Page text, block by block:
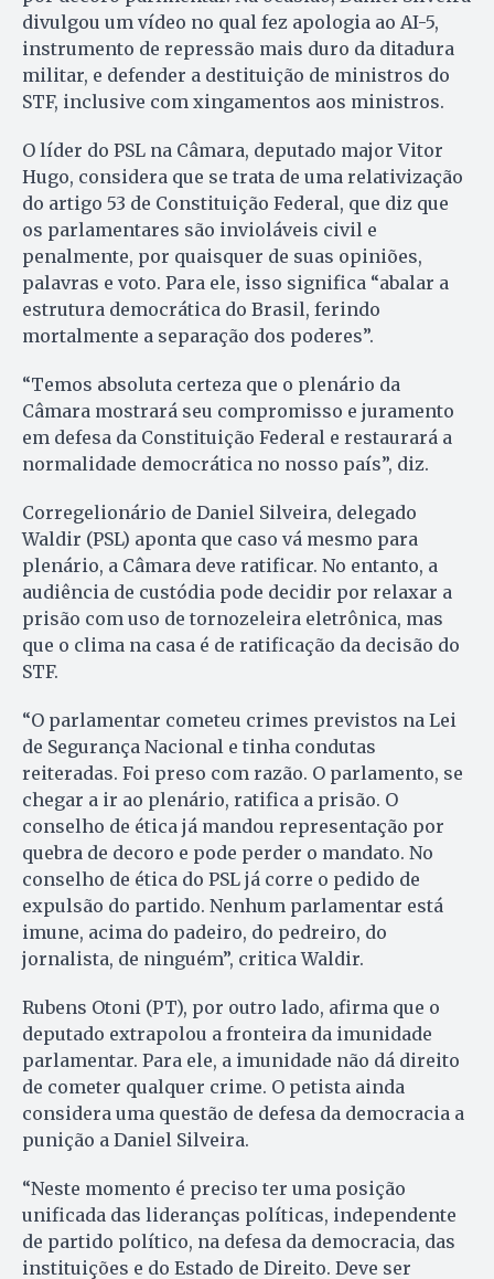
divulgou um vídeo no qual fez apologia ao AI-5,
instrumento de repressão mais duro da ditadura
militar, e defender a destituição de ministros do
STF, inclusive com xingamentos aos ministros.
O líder do PSL na Câmara, deputado major Vitor
Hugo, considera que se trata de uma relativização
do artigo 53 de Constituição Federal, que diz que
os parlamentares são invioláveis civil e
penalmente, por quaisquer de suas opiniões,
palavras e voto. Para ele, isso significa “abalar a
estrutura democrática do Brasil, ferindo
mortalmente a separação dos poderes”.
“Temos absoluta certeza que o plenário da
Câmara mostrará seu compromisso e juramento
em defesa da Constituição Federal e restaurará a
normalidade democrática no nosso país”, diz.
Corregelionário de Daniel Silveira, delegado
Waldir (PSL) aponta que caso vá mesmo para
plenário, a Câmara deve ratificar. No entanto, a
audiência de custódia pode decidir por relaxar a
prisão com uso de tornozeleira eletrônica, mas
que o clima na casa é de ratificação da decisão do
STF.
“O parlamentar cometeu crimes previstos na Lei
de Segurança Nacional e tinha condutas
reiteradas. Foi preso com razão. O parlamento, se
chegar a ir ao plenário, ratifica a prisão. O
conselho de ética já mandou representação por
quebra de decoro e pode perder o mandato. No
conselho de ética do PSL já corre o pedido de
expulsão do partido. Nenhum parlamentar está
imune, acima do padeiro, do pedreiro, do
jornalista, de ninguém”, critica Waldir.
Rubens Otoni (PT), por outro lado, afirma que o
deputado extrapolou a fronteira da imunidade
parlamentar. Para ele, a imunidade não dá direito
de cometer qualquer crime. O petista ainda
considera uma questão de defesa da democracia a
punição a Daniel Silveira.
“Neste momento é preciso ter uma posição
unificada das lideranças políticas, independente
de partido político, na defesa da democracia, das
instituições e do Estado de Direito. Deve ser